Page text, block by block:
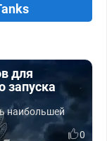
для
запуска
наибольшей
0